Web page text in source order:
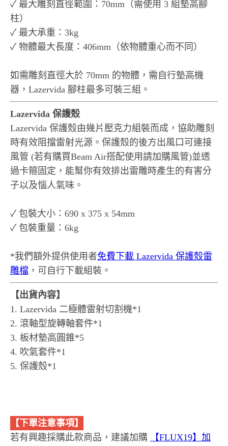
✓ 最大雕刻直徑範圍：70mm（需使用 3 組墊高腳
柱）
✓ 最大承重：3kg
✓ 物體最大長度：406mm（依物體重心而不同）
如需雕刻直徑大於 70mm 的物體，需自行墊高機
器，Lazervida 腳柱最多可裝三組。
Lazervida 保護殼
Lazervida 保護殼由幾片壓克力組裝而成，協助雕刻
時有效阻擋雷射光源。保護殼的後方出風口可連接
風管 (若有購買Beam Air搭配使用請加購風管)並透
過卡箍固定，能幫你有效排出雷雕時產生的有害分
子以及惱人氣味。
✓ 包裝大小：690 x 375 x 54mm
✓ 包裝重量：6kg
*我們額外提供使用者免費下載 Lazervida 保護殼雷
雕檔 ，可自行下載組裝。
【出貨內容】
1. Lazervida 二極體雷射切割機*1
2. 滾軸型旋轉軸套件*1
3. 板材墊高圓錐*5
4. 吹氣套件*1
5. 保護殼*1
【下單注意事項】
若有興趣採購此款商品，建議加購
【FLUX19】加